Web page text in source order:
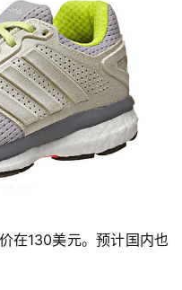
在130美元。预计国内也